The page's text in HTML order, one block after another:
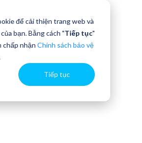
để cải thiện trang web và
bạn. Bằng cách "Tiếp tục"
chấp nhận Chính sách bảo vệ
Tiếp tục